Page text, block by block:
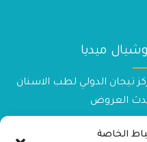
الخاصة
ميديا
تيجان الدولي لطب الاسنان
العروض